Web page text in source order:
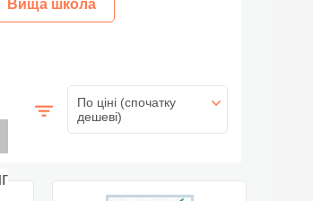
Вища школа
По ціні (спочатку
дешеві)